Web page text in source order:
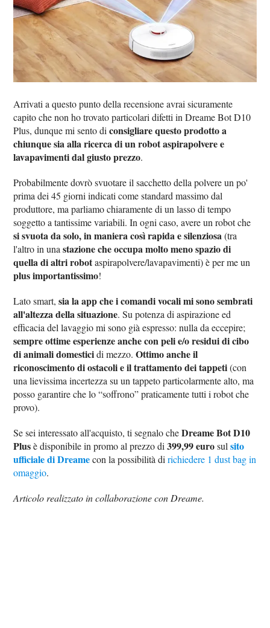
Arrivati a questo punto della recensione avrai sicuramente
capito che non ho trovato particolari difetti in Dreame Bot D10
Plus, dunque mi sento diconsigliare questo prodotto a
chiunque sia alla ricerca di un robot aspirapolvere e
lavapavimenti dal giusto prezzo.
Probabilmente dovrò svuotare il sacchetto della polvere un po'
prima dei 45 giorni indicati come standard massimo dal
produttore, ma parliamo chiaramente di un lasso di tempo
soggetto a tantissime variabili. In ogni caso, avere un robot che
si svuota da solo, in maniera così rapida e silenziosa(tra
l'altro in unastazione che occupa molto meno spazio di
quella di altri robotaspirapolvere/lavapavimenti) è per me un
plus importantissimo!
Lato smart,sia la app che i comandi vocali mi sono sembrati
all'altezza della situazione. Su potenza di aspirazione ed
efficacia del lavaggio mi sono già espresso: nulla da eccepire;
sempre ottime esperienze anche con peli e/o residui di cibo
di animali domesticidi mezzo.Ottimo anche il
riconoscimento di ostacoli e il trattamento dei tappeti(con
una lievissima incertezza su un tappeto particolarmente alto, ma
posso garantire che lo “soffrono” praticamente tutti i robot che
provo).
Se sei interessato all'acquisto, ti segnalo cheDreame Bot D10
Plusè disponibile in promo al prezzo di399,99 eurosulsito
ufficiale di Dreamecon la possibilità dirichiedere 1 dust bag in
omaggio.
Articolo realizzato in collaborazione con Dreame.